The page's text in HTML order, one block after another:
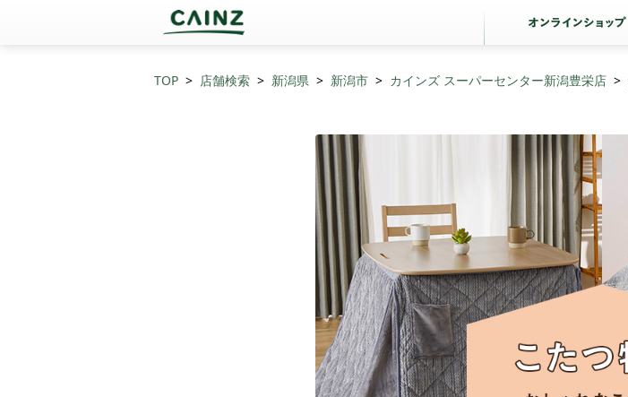
TOP 店舗検索 新潟県 新潟市 カインズ スーパーセンター新潟豊栄店